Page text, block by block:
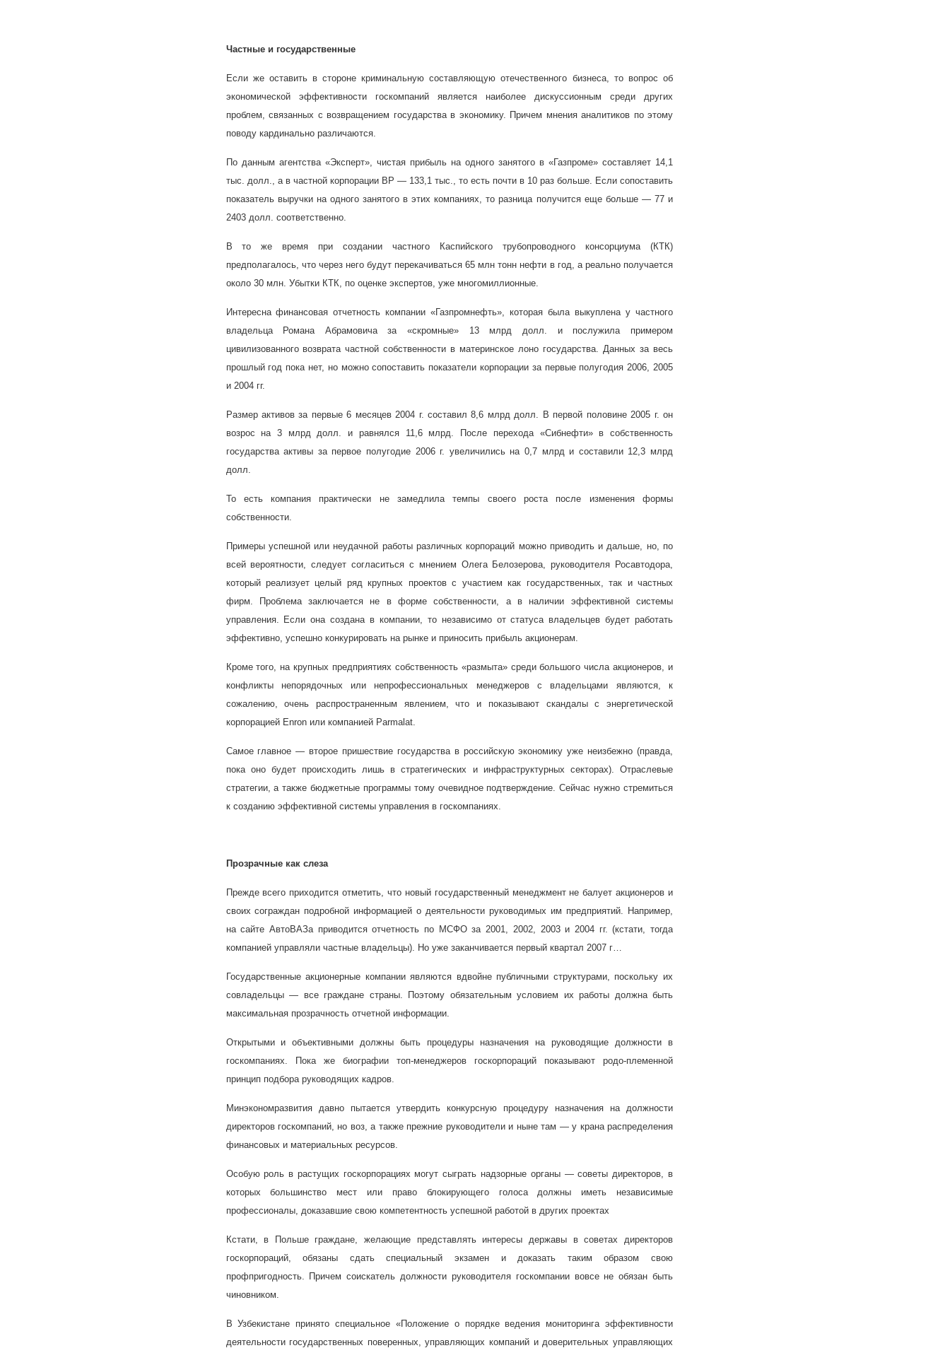
Частные и государственные
Если же оставить в стороне криминальную составляющую отечественного бизнеса, то вопрос об
экономической эффективности госкомпаний является наиболее дискуссионным среди других
проблем, связанных с возвращением государства в экономику. Причем мнения аналитиков по этому
поводу кардинально различаются.
По данным агентства «Эксперт», чистая прибыль на одного занятого в «Газпроме» составляет 14,1
тыс. долл., а в частной корпорации BP — 133,1 тыс., то есть почти в 10 раз больше. Если сопоставить
показатель выручки на одного занятого в этих компаниях, то разница получится еще больше — 77 и
2403 долл. соответственно.
В то же время при создании частного Каспийского трубопроводного консорциума (КТК)
предполагалось, что через него будут перекачиваться 65 млн тонн нефти в год, а реально получается
около 30 млн. Убытки КТК, по оценке экспертов, уже многомиллионные.
Интересна финансовая отчетность компании «Газпромнефть», которая была выкуплена у частного
владельца Романа Абрамовича за «скромные» 13 млрд долл. и послужила примером
цивилизованного возврата частной собственности в материнское лоно государства. Данных за весь
прошлый год пока нет, но можно сопоставить показатели корпорации за первые полугодия 2006, 2005
и 2004 гг.
Размер активов за первые 6 месяцев2004 г. составил 8,6 млрд долл. В первой половине2005 г. он
возрос на 3 млрд долл. и равнялся 11,6 млрд. После перехода «Сибнефти» в собственность
государства активы за первое полугодие 2006 г. увеличились на 0,7 млрд и составили 12,3 млрд
долл.
То есть компания практически не замедлила темпы своего роста после изменения формы
собственности.
Примеры успешной или неудачной работы различных корпораций можно приводить и дальше, но, по
всей вероятности, следует согласиться с мнением Олега Белозерова, руководителя Росавтодора,
который реализует целый ряд крупных проектов с участием как государственных, так и частных
фирм. Проблема заключается не в форме собственности, а в наличии эффективной системы
управления. Если она создана в компании, то независимо от статуса владельцев будет работать
эффективно, успешно конкурировать на рынке и приносить прибыль акционерам.
Кроме того, на крупных предприятиях собственность «размыта» среди большого числа акционеров, и
конфликты непорядочных или непрофессиональных менеджеров с владельцами являются, к
сожалению, очень распространенным явлением, что и показывают скандалы с энергетической
корпорацией Enron или компанией Parmalat.
Самое главное — второе пришествие государства в российскую экономику уже неизбежно (правда,
пока оно будет происходить лишь в стратегических и инфраструктурных секторах). Отраслевые
стратегии, а также бюджетные программы тому очевидное подтверждение. Сейчас нужно стремиться
к созданию эффективной системы управления в госкомпаниях.
Прозрачные как слеза
Прежде всего приходится отметить, что новый государственный менеджмент не балует акционеров и
своих сограждан подробной информацией о деятельности руководимых им предприятий. Например,
на сайте АвтоВАЗа приводится отчетность по МСФО за 2001, 2002, 2003 и 2004 гг. (кстати, тогда
компанией управляли частные владельцы). Но уже заканчивается первый квартал 2007 г…
Государственные акционерные компании являются вдвойне публичными структурами, поскольку их
совладельцы — все граждане страны. Поэтому обязательным условием их работы должна быть
максимальная прозрачность отчетной информации.
Открытыми и объективными должны быть процедуры назначения на руководящие должности в
госкомпаниях. Пока же биографии топ-менеджеров госкорпораций показывают родо-племенной
принцип подбора руководящих кадров.
Минэкономразвития давно пытается утвердить конкурсную процедуру назначения на должности
директоров госкомпаний, но воз, а также прежние руководители и ныне там — у крана распределения
финансовых и материальных ресурсов.
Особую роль в растущих госкорпорациях могут сыграть надзорные органы — советы директоров, в
которых большинство мест или право блокирующего голоса должны иметь независимые
профессионалы, доказавшие свою компетентность успешной работой в других проектах
Кстати, в Польше граждане, желающие представлять интересы державы в советах директоров
госкорпораций, обязаны сдать специальный экзамен и доказать таким образом свою
профпригодность. Причем соискатель должности руководителя госкомпании вовсе не обязан быть
чиновником.
В Узбекистане принято специальное «Положение о порядке ведения мониторинга эффективности
деятельности государственных поверенных, управляющих компаний и доверительных управляющих